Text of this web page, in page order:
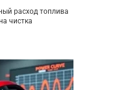
расход топлива
чистка